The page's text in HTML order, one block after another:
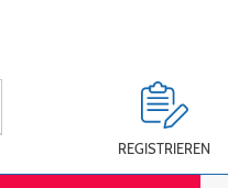
REGISTRIEREN